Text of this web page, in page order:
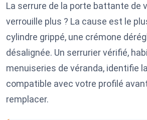
La serrure de la porte battante de
verrouille plus ? La cause est le
cylindre grippé, une crémone
désalignée. Un serrurier vérifié,
menuiseries de véranda, identifie
compatible avec votre profilé
remplacer.